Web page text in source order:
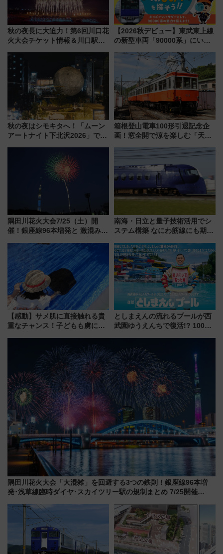
秋の夜長に大迫力！第6回川口花
火大会チケット情報＆川口駅か
【2026秋デビュー】東武東上線
の新型車両「90000系」にいち
向け先行試乗会でキッズアンバ
サダーになろう
秋の夜はシモキタへ！「ムーン
アートナイト下北沢2026」でイ
箱根登山電車100形引退記念企
画！窓全開で涼を楽しむ「天然
隅田川花火大会7/25（土）開
催！銀座線96本増発と 激混みの
アクセス攻略法、2万発の花火が
都心の夜に！
南海・日立と量子技術活用でシ
ステム構築 なにわ筋線にも期待
【感動】サメ肌に直接触れる貴
重なチャンス！子どもも虜にな
メのタッチングプール」【夏休
み限定企画】
としまえんの流れるプールが西
武園ゆうえんちで復活!? 100周
沢へ遊びに行こう
隅田川花火大会「大混雑」を回避する3つの鉄則！銀座線96本増
発･浅草線臨時ダイヤ･スカイツリー駅の規制まとめ 7/25開催